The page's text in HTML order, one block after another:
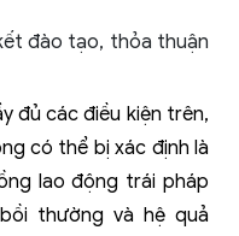
đào tạo, thỏa thuận
đủ các điều kiện trên,
có thể bị xác định là
lao động trái pháp
thường và hệ quả